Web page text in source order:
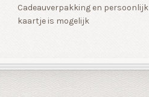
Cadeauverpakking en persoonlijk
kaartje is mogelijk